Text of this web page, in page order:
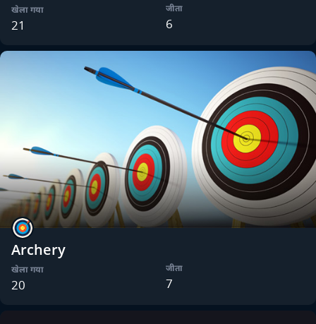
खेला गया
21
जीता
6
Archery
खेला गया
20
जीता
7